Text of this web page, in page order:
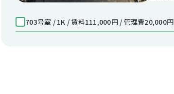
703号室 / 1K / 賃料111,000円 / 管理費20,000円